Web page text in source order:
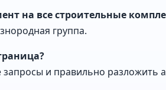
на все строительные
группа.
и правильно